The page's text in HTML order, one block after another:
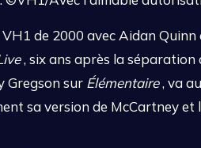
VH1 de 2000 avec Aidan
, six ans après la séparation
Gregson sur Élémentaire, va
sa version de McCartney